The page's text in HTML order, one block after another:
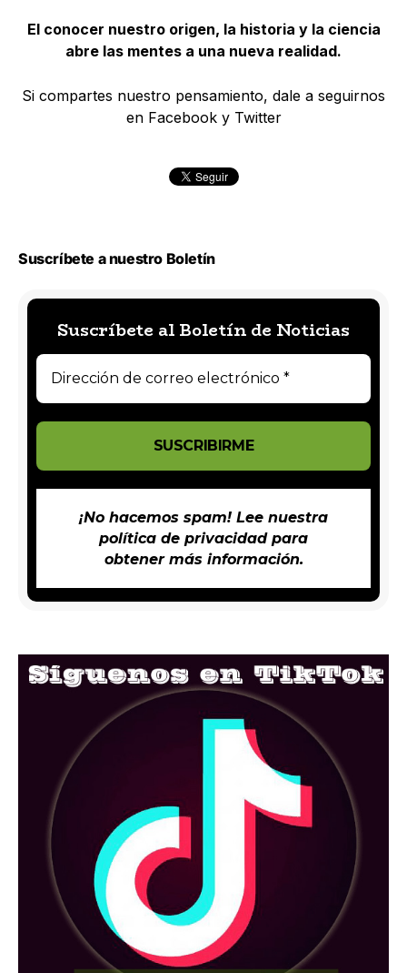
El conocer nuestro origen, la historia y la ciencia
abre las mentes a una nueva realidad.
Si compartes nuestro pensamiento, dale a seguirnos
en Facebook y Twitter
Suscríbete a nuestro Boletín
Suscríbete al Boletín de Noticias
¡No hacemos spam! Lee nuestra
política de privacidadpara
obtener más información.